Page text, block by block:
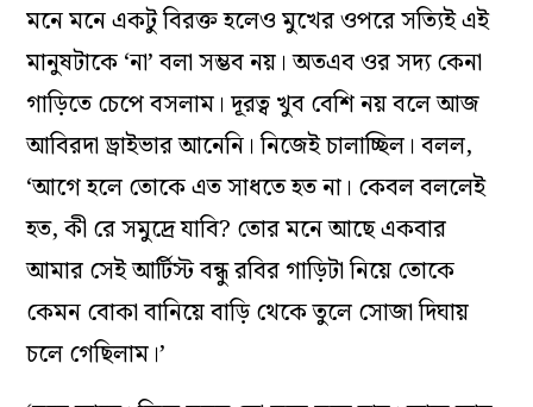
মনে মনে একটু বিরক্ত হলেও মুখের ওপরে সত্যিই এই
মানুষটাকে ‘না’ বলা সম্ভব নয়। অতএব ওর সদ্য কেনা
গাড়িতে চেপে বসলাম। দূরত্ব খুব বেশি নয় বলে আজ
আবিরদা ড্রাইভার আনেনি। নিজেই চালাচ্ছিল। বলল,
‘আগে হলে তোকে এত সাধতে হত না। কেবল বললেই
হত, কী রে সমুদ্রে যাবি? তোর মনে আছে একবার
আমার সেই আর্টিস্ট বন্ধু রবির গাড়িটা নিয়ে তোকে
কেমন বোকা বানিয়ে বাড়ি থেকে তুলে সোজা দিঘায়
চলে গেছিলাম।’